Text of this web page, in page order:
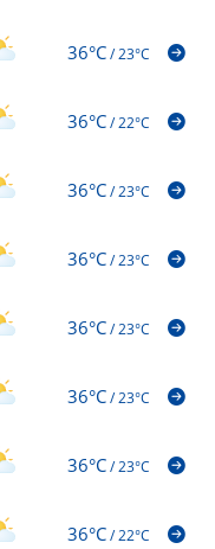
36°C/23°C
36°C/22°C
36°C/23°C
36°C/23°C
36°C/23°C
36°C/23°C
36°C/23°C
36°C/22°C